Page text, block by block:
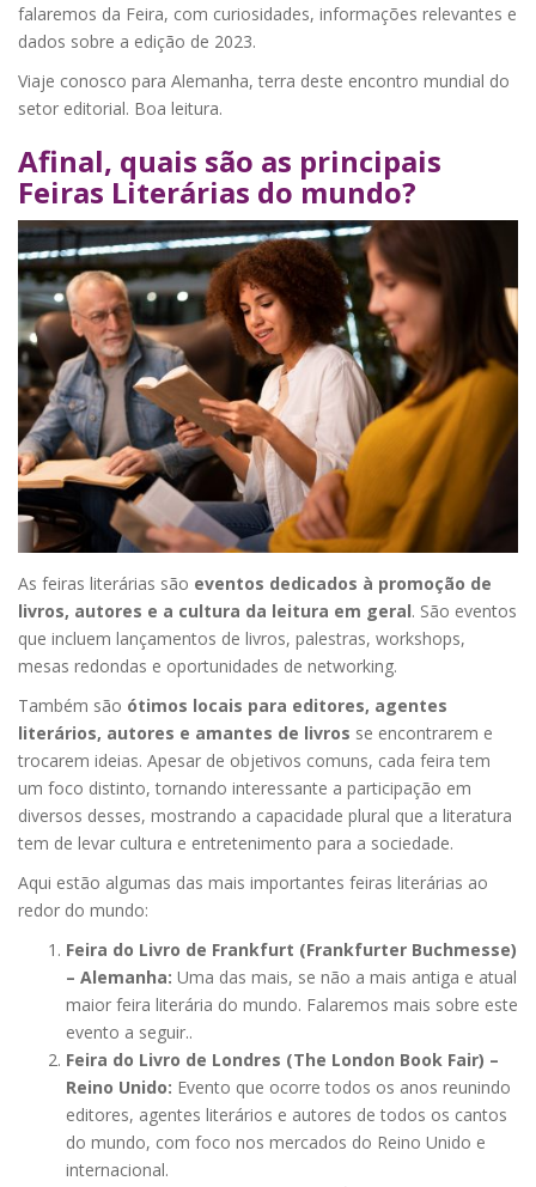
falaremos da Feira, com curiosidades, informações relevantes e
dados sobre a edição de 2023.
Viaje conosco para Alemanha, terra deste encontro mundial do
setor editorial. Boa leitura.
Afinal, quais são as principais
Feiras Literárias do mundo?
As feiras literárias são eventos dedicados à promoção de
livros, autores e a cultura da leitura em geral. São eventos
que incluem lançamentos de livros, palestras, workshops,
mesas redondas e oportunidades de networking.
Também são ótimos locais para editores, agentes
literários, autores e amantes de livros se encontrarem e
trocarem ideias. Apesar de objetivos comuns, cada feira tem
um foco distinto, tornando interessante a participação em
diversos desses, mostrando a capacidade plural que a literatura
tem de levar cultura e entretenimento para a sociedade.
Aqui estão algumas das mais importantes feiras literárias ao
redor do mundo:
Feira do Livro de Frankfurt (Frankfurter Buchmesse)
– Alemanha: Uma das mais, se não a mais antiga e atual
maior feira literária do mundo. Falaremos mais sobre este
evento a seguir..
Feira do Livro de Londres (The London Book Fair) –
Reino Unido: Evento que ocorre todos os anos reunindo
editores, agentes literários e autores de todos os cantos
do mundo, com foco nos mercados do Reino Unido e
internacional.